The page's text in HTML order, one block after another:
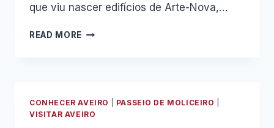
que viu nascer edifícios de Arte-Nova,…
READ MORE DICAS
ESCOLAR
CONHECER AVEIRO PASSEIO DE MOLICEIRO
VISITAR AVEIRO